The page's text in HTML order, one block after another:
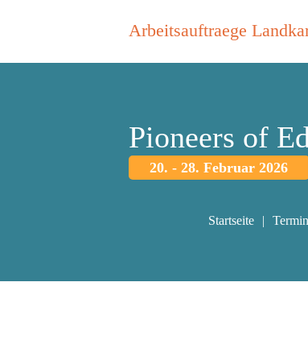
Arbeitsauftraege
Pioneers of
20. - 28. Februar 2026
Startseite